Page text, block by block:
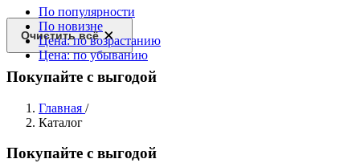
По популярности
По новизне
Цена: по возрастанию
Цена: по убыванию
Очистить всё
Покупайте с выгодой
Главная /
Каталог
Покупайте с выгодой